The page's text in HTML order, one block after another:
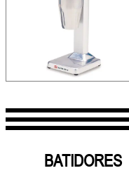
BATIDORES